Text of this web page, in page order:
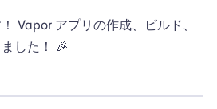
Vapor アプリの作成、ビルド、
した！ 🎉